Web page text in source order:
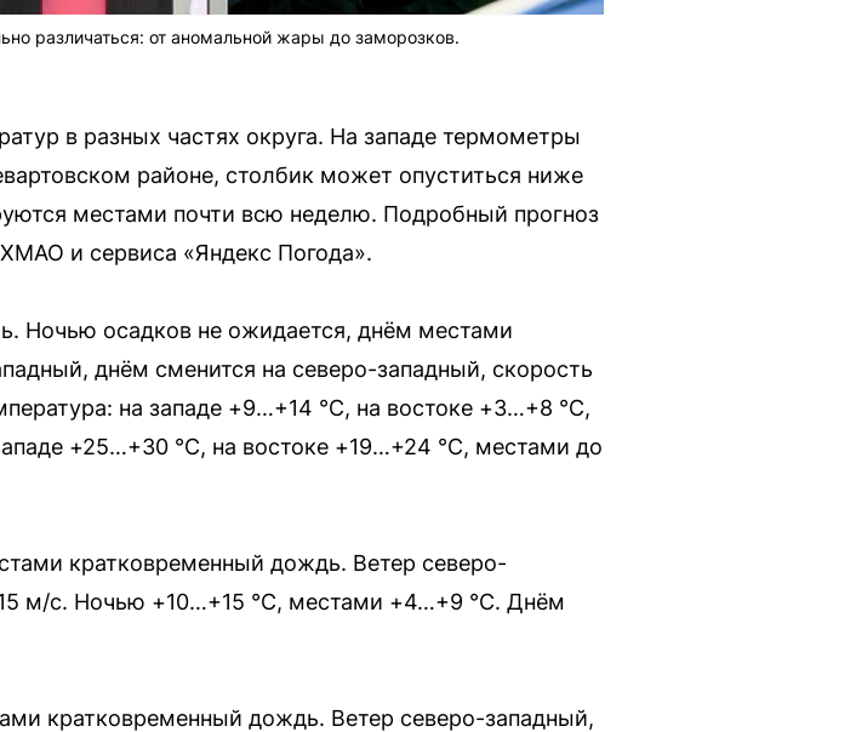
различаться: от аномальной жары до заморозков.
в разных частях округа. На западе термометры
районе, столбик может опуститься ниже
местами почти всю неделю. Подробный прогноз
и сервиса «Яндекс Погода».
Ночью осадков не ожидается, днём местами
днём сменится на северо-западный, скорость
на западе +9…+14 °C, на востоке +3…+8 °C,
+25…+30 °C, на востоке +19…+24 °C, местами до
кратковременный дождь. Ветер северо-
м/с. Ночью +10…+15 °C, местами +4…+9 °C. Днём
кратковременный дождь. Ветер северо-западный,